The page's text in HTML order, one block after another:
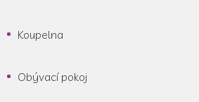
Koupelna
Obývací pokoj